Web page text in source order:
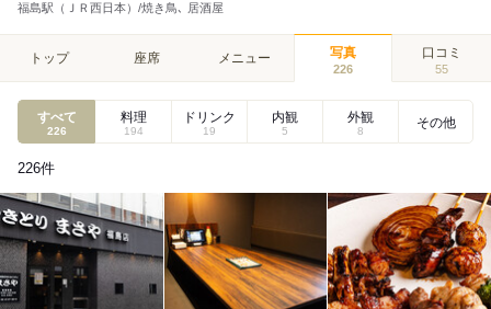
福島駅（ＪＲ西日本）/焼き鳥､ 居酒屋
トップ 座席 メニュー 写真
226
口コミ
55
すべて
226
料理
194
ドリンク
19
内観
5
外観
8
その他
226件